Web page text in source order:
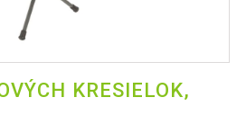
KRESIELOK,